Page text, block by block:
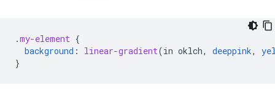
.my-element {
background : linear-gradient(in oklch, deeppink,
}